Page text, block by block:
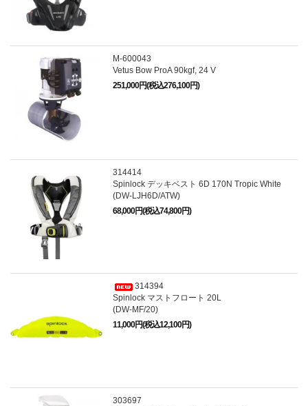
M-600043
Vetus Bow ProA 90kgf, 24 V
251,000円(税込276,100円)
314414
Spinlock デッキベスト 6D 170N Tropic White
(DW-LJH6D/ATW)
68,000円(税込74,800円)
314394
Spinlock マストフロート 20L
(DW-MF/20)
11,000円(税込12,100円)
303697